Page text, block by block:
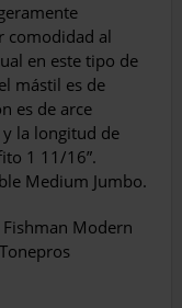
comodidad al
en este tipo de
mástil es de
es de arce
la longitud de
1 11/16”.
Medium Jumbo.
Modern